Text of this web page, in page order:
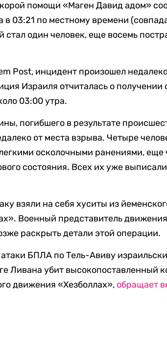
помощи «Маген Давид адом»
03:21 по местному времени
стал один человек, еще восемь
Post, инцидент произошел
Израиля отчиталась о получении
03:00 утра.
погибшего в результате
от места взрыва. Четыре
осколочными ранениями, еще
состояния. Всех их уже
взяли на себя хуситы из
Военный представитель
раскрыть детали этой операции.
атаки БПЛА по Тель-Авиву
Ливана убит высокопоставленный
движения «Хезболлах», обращает